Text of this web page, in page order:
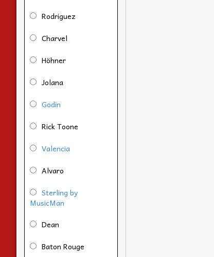
Rodriguez
Charvel
Höhner
Jolana
Godin
Rick Toone
Valencia
Alvaro
Sterling by
MusicMan
Dean
Baton Rouge